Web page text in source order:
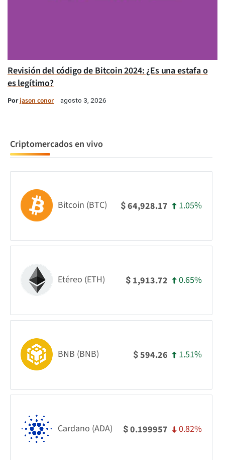
Revisión del código de Bitcoin 2024: ¿Es una estafa o
es legítimo?
Porjason conor agosto 3, 2026
Criptomercados en vivo
Bitcoin (BTC) $64,928.17 1.05%
Etéreo (ETH) $ 1,913.72 0.65%
BNB (BNB) $594.26 1.51%
Cardano (ADA) $0.199957 0.82%